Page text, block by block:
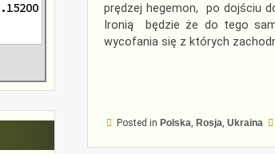
prędzej hegemon, po dojściu
Ironią będzie że do tego
wycofania się z których
Posted in Polska, Rosja, Ukraina